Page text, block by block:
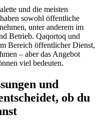
und die meisten
sowohl öffentliche
unter anderem im
Betrieb. Qaqortoq und
Bereich öffentlicher Dienst,
– aber das Angebot
viel bedeuten.
und
ob du